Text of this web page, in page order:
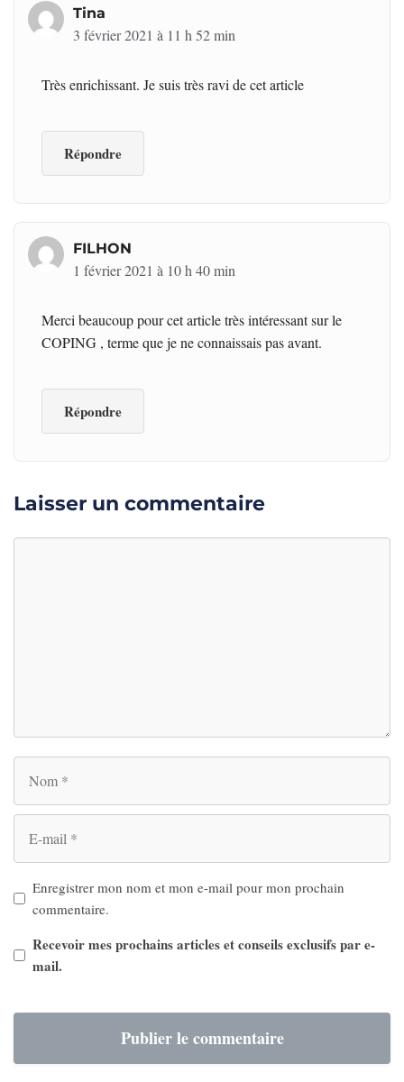
Tina
3 février 2021 à 11 h 52 min
Très enrichissant. Je suis très ravi de cet article
Répondre
FILHON
1 février 2021 à 10 h 40 min
Merci beaucoup pour cet article très intéressant sur le
COPING , terme que je ne connaissais pas avant.
Répondre
Laisser un commentaire
mail
Enregistrer mon nom et mon e-mail pour mon prochain
commentaire.
Recevoir mes prochains articles et conseils exclusifs par e-
mail.